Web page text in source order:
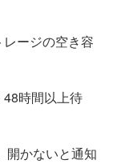
ージの空き容
時間以上待
開かないと通知